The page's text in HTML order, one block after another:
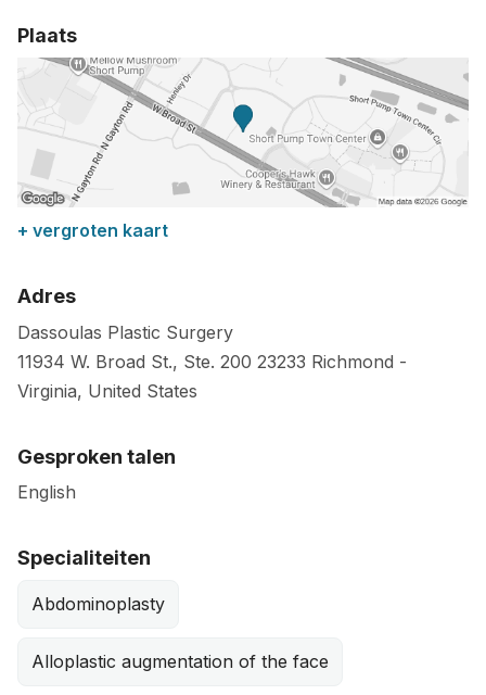
Plaats
+ vergroten kaart
Adres
Dassoulas Plastic Surgery
11934 W. Broad St., Ste. 200 23233 Richmond -
Virginia, United States
Gesproken talen
English
Specialiteiten
Abdominoplasty
Alloplastic augmentation of the face